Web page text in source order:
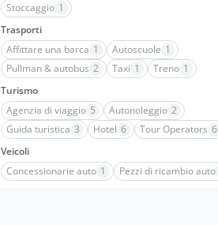
Stoccaggio 1
Trasporti
Affittare una barca 1 Autoscuole 1
Pullman & autobus 2 Taxi 1 Treno 1
Turismo
Agenzia di viaggio 5 Autonoleggio 2
Guida turistica 3 Hotel 6 Tour Operators 6
Veicoli
Concessionarie auto 1 Pezzi di ricambio auto